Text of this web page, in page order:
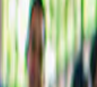
Mallorca
en dingen